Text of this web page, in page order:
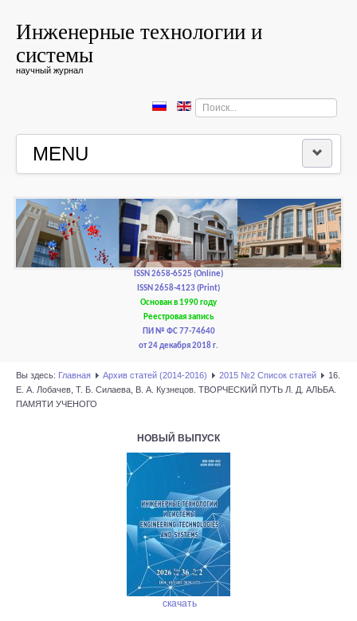
Инженерные технологии и
системы
научный журнал
Искать...
MENU
РЕДКОЛЛЕГИЯ
РЕДАКЦИОННАЯ ПОЛИТИКА И ЭТИКА
ISSN 2658-6525 (Online)
ISSN 2658-4123 (Print)
Основан в 1990 году
Реестровая запись
ПИ № ФС 77-74640
от 24 декабря 2018 г.
Вы здесь: Главная Архив статей (2014-2016) 2015 №2 Список статей
16.
Е. А. Лобачев, Т. Б. Силаева, В. А. Кузнецов. ТВОРЧЕСКИЙ ПУТЬ Л. Д. АЛЬБА.
ПАМЯТИ УЧЕНОГО
НОВЫЙ ВЫПУСК
скачать